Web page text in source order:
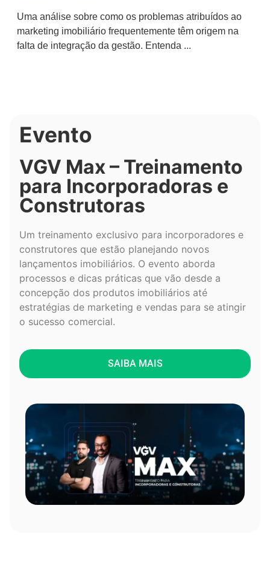
Uma análise sobre como os problemas atribuídos ao
marketing imobiliário frequentemente têm origem na
falta de integração da gestão. Entenda ...
Evento
VGV Max – Treinamento
para Incorporadoras e
Construtoras
Um treinamento exclusivo para incorporadores e
construtores que estão planejando novos
lançamentos imobiliários. O evento aborda
processos e dicas práticas que vão desde a
concepção dos produtos imobiliários até
estratégias de marketing e vendas para se atingir
o sucesso comercial.
SAIBA MAIS